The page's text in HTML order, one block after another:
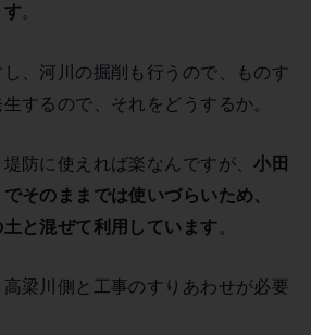
す。
、河川の掘削も行うので、ものす
するので、それをどうするか。
防に使えれば楽なんですが、小田
そのままでは使いづらいため、
土と混ぜて利用しています。
梁川側と工事のすりあわせが必要